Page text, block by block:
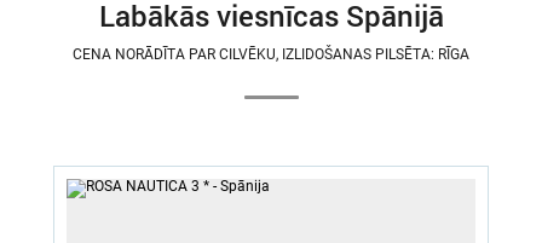
Labākās viesnīcas Spānijā
CENA NORĀDĪTA PAR CILVĒKU, IZLIDOŠANAS PILSĒTA: RĪGA